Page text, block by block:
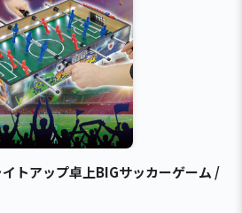
イトアップ卓上BIGサッカーゲーム /